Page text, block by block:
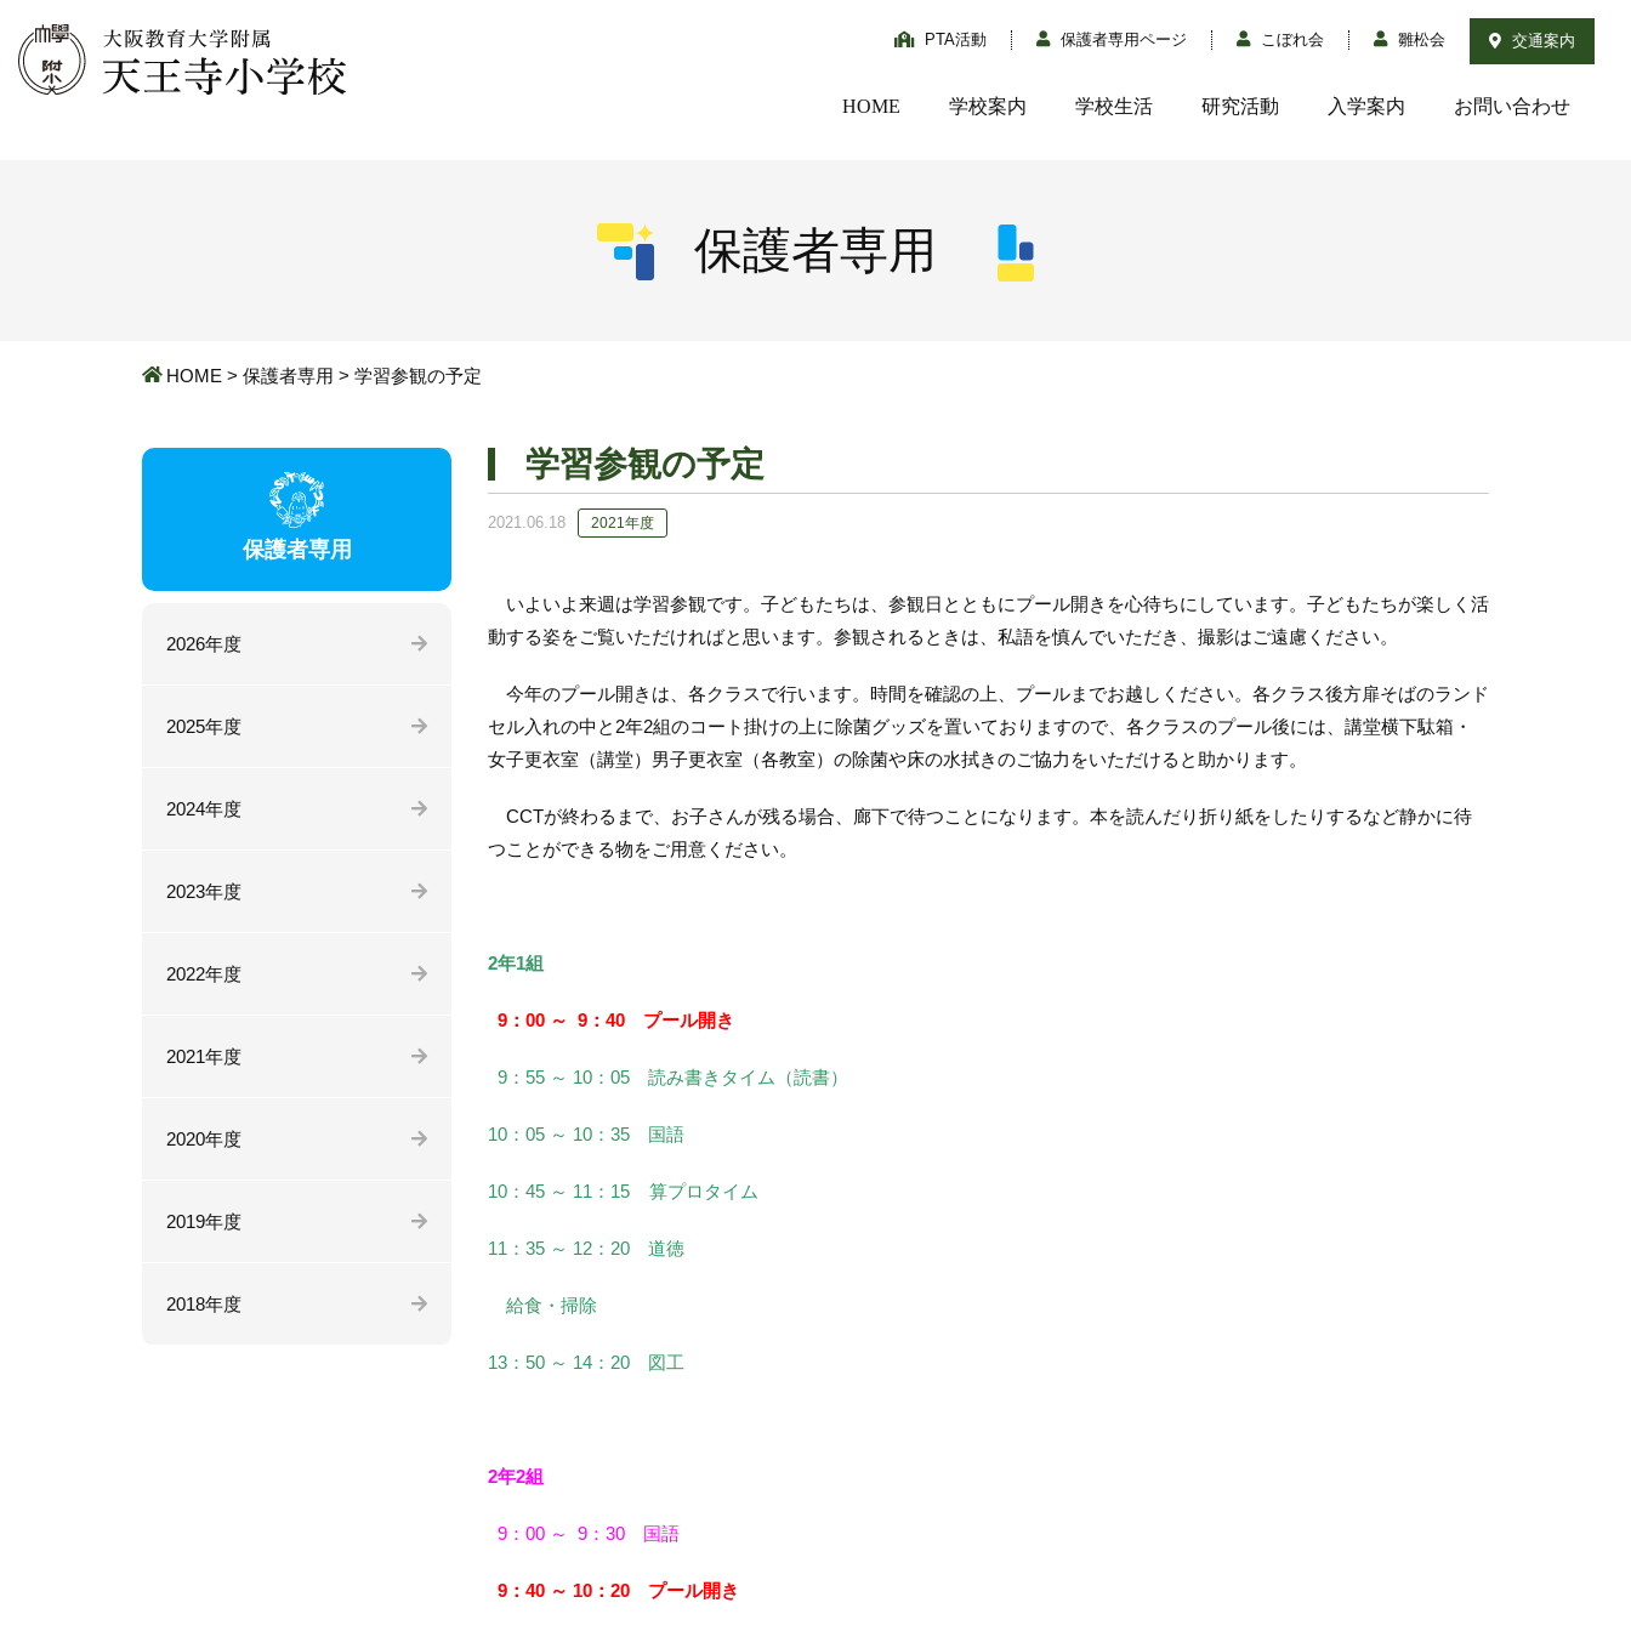
PTA活動 保護者専用ページ こぼれ会 雛松会 交通案内
HOME 学校案内 学校生活 研究活動 入学案内 お問い合わせ
保護者専用
HOME > 保護者専用 > 学習参観の予定
学習参観の予定
2021.06.18 2021年度
いよいよ来週は学習参観です。子どもたちは、参観日とともにプール開きを心待ちにしています。子どもたちが楽しく活
動する姿をご覧いただければと思います。参観されるときは、私語を慎んでいただき、撮影はご遠慮ください。
今年のプール開きは、各クラスで行います。時間を確認の上、プールまでお越しください。各クラス後方扉そばのランド
セル入れの中と2年2組のコート掛けの上に除菌グッズを置いておりますので、各クラスのプール後には、講堂横下駄箱・
女子更衣室（講堂）男子更衣室（各教室）の除菌や床の水拭きのご協力をいただけると助かります。
CCTが終わるまで、お子さんが残る場合、廊下で待つことになります。本を読んだり折り紙をしたりするなど静かに待
つことができる物をご用意ください。
2年1組
9：00 ～ 9：40 プール開き
9：55 ～ 10：05 読み書きタイム（読書）
10：05 ～ 10：35 国語
10：45 ～ 11：15 算プロタイム
11：35 ～ 12：20 道徳
給食・掃除
13：50 ～ 14：20 図工
2年2組
9：00 ～ 9：30 国語
9：40 ～ 10：20 プール開き
保護者専用
2026年度
2025年度
2024年度
2023年度
2022年度
2021年度
2020年度
2019年度
2018年度